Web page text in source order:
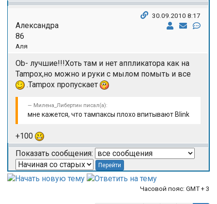
Александра
86
Аля
30.09.2010 8:17
Оb- лучшие!!!Хоть там и нет аппликатора как на
Tampox,но можно и руки с мылом помыть и все
.Tampox пропускает
Милена_Либертин писал(а):
мне кажется, что тампаксы плохо впитывают Blink
+100
Показать сообщения:
Часовой пояс: GMT + 3